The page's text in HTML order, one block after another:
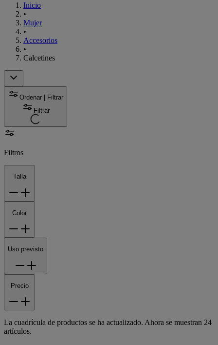
Inicio
•
Mujer
•
Accesorios
•
Calcetines
Ordenar | Filtrar
Filtrar
Filtros
Talla
Color
Uso previsto
Precio
La cuadrícula de productos se ha actualizado. Ahora se muestran 24
artículos.